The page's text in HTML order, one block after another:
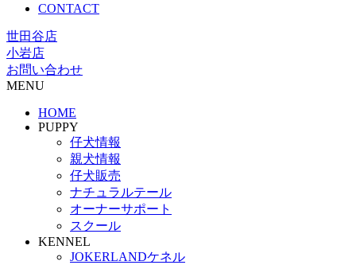
CONTACT
世田谷店
小岩店
お問い合わせ
MENU
HOME
PUPPY
仔犬情報
親犬情報
仔犬販売
ナチュラルテール
オーナーサポート
スクール
KENNEL
JOKERLANDケネル